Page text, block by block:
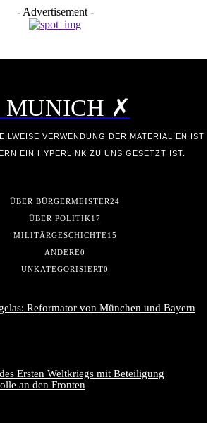
- Advertisement -
✗
VERWENDUNG DER MATERIALIEN IST
EIN HYPERLINK ZU UNS GESETZT IST.
ÜBER BÜRGERMEISTER24
ÜBER POLITIK17
MILITÄRGESCHICHTE15
ANDERE0
UNKATEGORISIERT0
Reformator von München und Bayern
Ersten Weltkriegs mit Beteiligung
an den Fronten